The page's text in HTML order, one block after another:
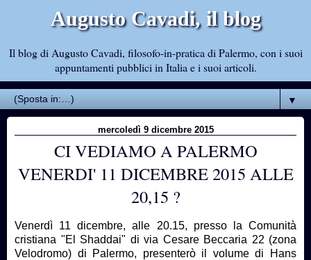
Augusto Cavadi, il blog
Il blog di Augusto Cavadi, filosofo-in-pratica di Palermo, con i suoi
appuntamenti pubblici in Italia e i suoi articoli.
▼
mercoledì 9 dicembre 2015
CI VEDIAMO A PALERMO
VENERDI' 11 DICEMBRE 2015 ALLE
20,15 ?
Venerdì 11 dicembre, alle 20.15, presso la Comunità
cristiana "El Shaddai" di via Cesare Beccaria 22 (zona
Velodromo) di Palermo, presenterò il volume di Hans